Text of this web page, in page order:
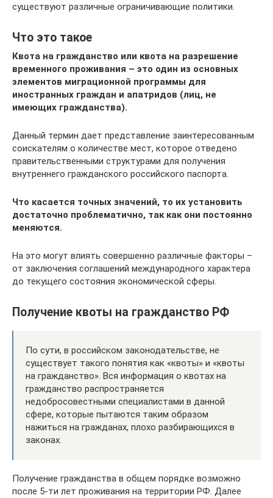
существуют различные ограничивающие политики.
Что это такое
Квота на гражданство или квота на разрешение
временного проживания – это один из основных
элементов миграционной программы для
иностранных граждан и апатридов (лиц, не
имеющих гражданства).
Данный термин дает представление заинтересованным
соискателям о количестве мест, которое отведено
правительственными структурами для получения
внутреннего гражданского российского паспорта.
Что касается точных значений, то их установить
достаточно проблематично, так как они постоянно
меняются.
На это могут влиять совершенно различные факторы –
от заключения соглашений международного характера
до текущего состояния экономической сферы.
Получение квоты на гражданство РФ
По сути, в российском законодательстве, не
существует такого понятия как «квоты» и «квоты
на гражданство». Вся информация о квотах на
гражданство распространяется
недобросовестными специалистами в данной
сфере, которые пытаются таким образом
нажиться на гражданах, плохо разбирающихся в
законах.
Получение гражданства в общем порядке возможно
после 5-ти лет проживания на территории РФ. Далее